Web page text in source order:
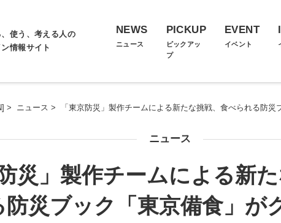
使う、考える人の
情報サイト
NEWS
ニュース
PICKUP
ピックアッ
プ
EVENT
イベント
> ニュース > 「東京防災」製作チームによる新たな挑戦、食べられる防
ニュース
防災」製作チームによる新
防災ブック「東京備食」が